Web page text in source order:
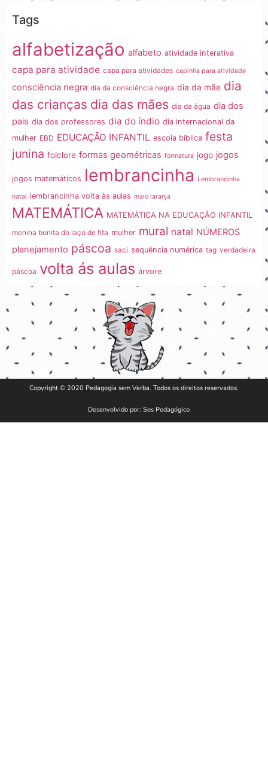
Tags
alfabetização alfabeto atividade interativa
capa para atividade capa para atividades capinha para atividade
consciência negra dia da consciência negra dia da mãe dia
das crianças dia das mães dia da água dia dos
pais dia dos professores dia do índio dia internacional da
mulher EBD EDUCAÇÃO INFANTIL escola bíblica festa
junina folclore formas geométricas formatura jogo jogos
jogos matemáticos lembrancinha Lembrancinha
natal lembrancinha volta às aulas maio laranja
MATEMÁTICA MATEMÁTICA NA EDUCAÇÃO INFANTIL
menina bonita do laço de fita mulher mural natal NÚMEROS
planejamento páscoa saci sequência numérica tag verdadeira
páscoa volta ás aulas árvore
Copyright © 2020 Pedagogia sem Verba. Todos os direitos reservados.
Desenvolvido por: Sos Pedagógico